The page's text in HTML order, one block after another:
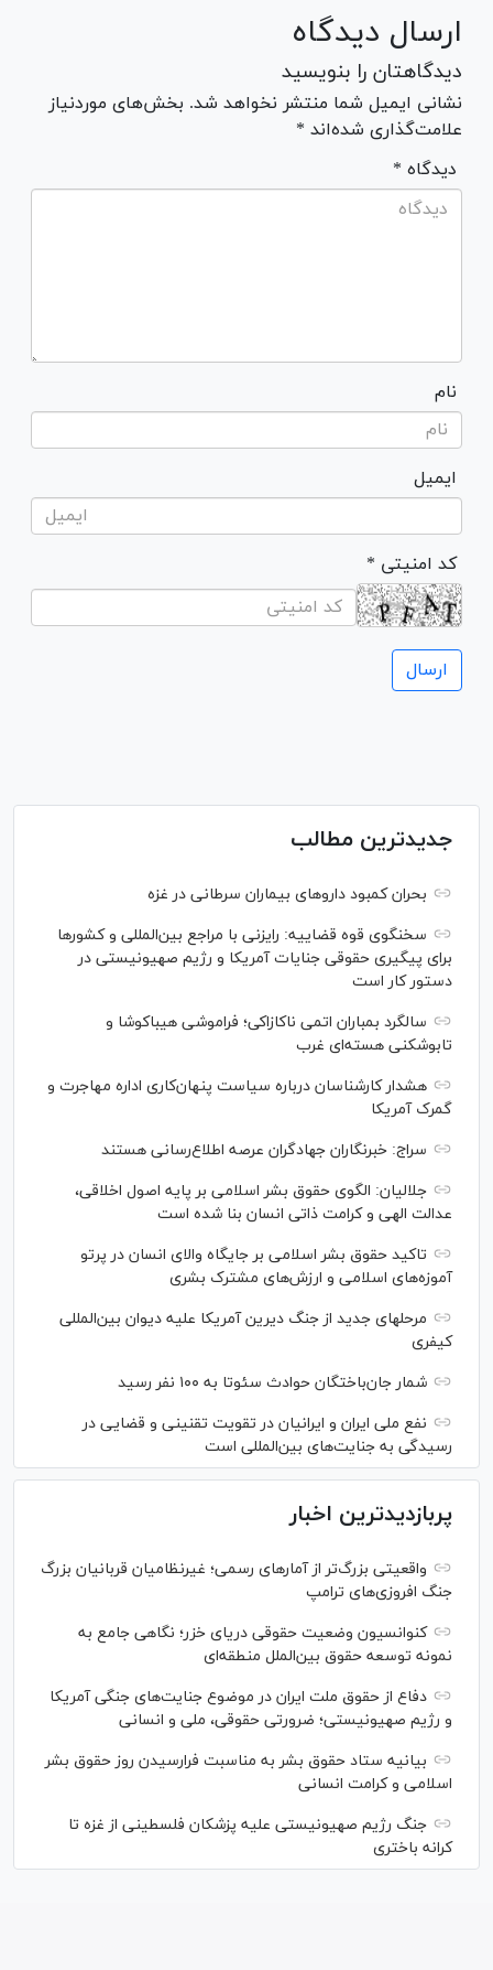
ارسال دیدگاه
دیدگاهتان را بنویسید
نشانی ایمیل شما منتشر نخواهد شد. بخش‌های موردنیاز
علامت‌گذاری شده‌اند *
* دیدگاه
نام
ایمیل
* کد امنیتی
جدیدترین مطالب
بحران کمبود دارو‌های بیماران سرطانی در غزه
سخنگوی قوه قضاییه: رایزنی‌ با مراجع بین‌المللی و کشور‌ها
برای پیگیری حقوقی جنایات آمریکا و رژیم صهیونیستی در
دستور کار است
سالگرد بمباران اتمی ناکازاکی؛ فراموشی هیباکوشا و
تابوشکنی هسته‌ای غرب
هشدار کارشناسان درباره سیاست پنهان‌کاری اداره مهاجرت و
گمرک آمریکا
سراج: خبرنگاران جهادگران عرصه اطلاع‌رسانی هستند
جلالیان: الگوی حقوق بشر اسلامی بر پایه اصول اخلاقی،
عدالت الهی و کرامت ذاتی انسان بنا شده است
تاکید حقوق بشر اسلامی بر جایگاه والای انسان در پرتو
آموزه‌های اسلامی و ارزش‌های مشترک بشری
مرحله‎ای جدید از جنگ دیرین آمریکا علیه دیوان بین‌المللی
کیفری
شمار جان‌باختگان حوادث سئوتا به ۱۰۰ نفر رسید
نفع ملی ایران و ایرانیان در تقویت تقنینی و قضایی در
رسیدگی به جنایت‌های بین‌المللی است
پربازدیدترین اخبار
واقعیتی بزرگ‌تر از آمار‌های رسمی؛ غیرنظامیان قربانیان بزرگ
جنگ افروزی‌های ترامپ
کنوانسیون وضعیت حقوقی دریای خزر؛ نگاهی جامع به
نمونه توسعه حقوق بین‌الملل منطقه‌ای
دفاع از حقوق ملت ایران در موضوع جنایت‌های جنگی آمریکا
و رژیم صهیونیستی؛ ضرورتی حقوقی، ملی و انسانی
بیانیه ستاد حقوق بشر به مناسبت فرارسیدن روز حقوق بشر
اسلامی و کرامت انسانی
جنگ رژیم صهیونیستی علیه پزشکان فلسطینی از غزه تا
کرانه باختری